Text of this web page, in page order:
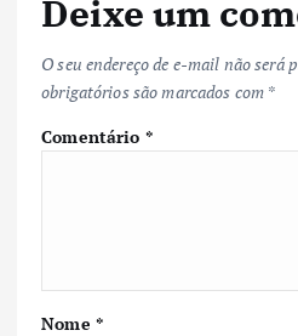
Deixe um
O seu endereço de e-mail não será
obrigatórios são marcados com *
Comentário *
Nome *